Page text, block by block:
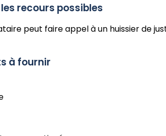
recours possibles
peut faire appel à un huissier de
à fournir